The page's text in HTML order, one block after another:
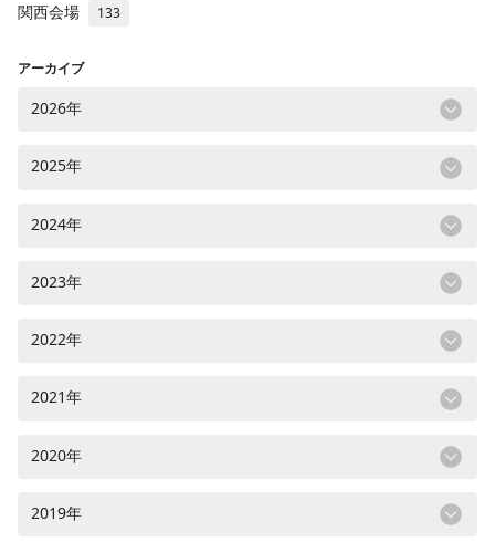
関西会場 133
アーカイブ
2026年
2025年
2024年
2023年
2022年
2021年
2020年
2019年